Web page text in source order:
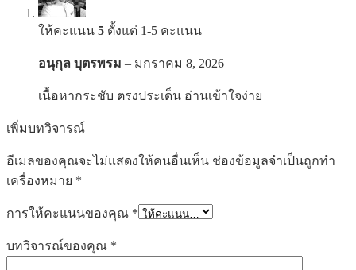
ให้คะแนน 5 ตั้งแต่ 1-5 คะแนน
อนุกุล บุตรพรม – มกราคม 8, 2026
เนื้อหากระชับ ตรงประเด็น อ่านเข้าใจง่าย
เพิ่มบทวิจารณ์
อีเมลของคุณจะไม่แสดงให้คนอื่นเห็น ช่องข้อมูลจำเป็นถูกทำ
เครื่องหมาย *
การให้คะแนนของคุณ *
บทวิจารณ์ของคุณ *